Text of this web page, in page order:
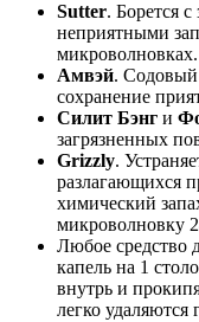
Sutter. Борется
неприятными
Амвэй. Содовый
сохранение
Силит Бэнг и
загрязненных
Grizzly.
разлагающихся
химический
микроволновку
Любое средство
капель на 1
внутрь и
легко удаляются